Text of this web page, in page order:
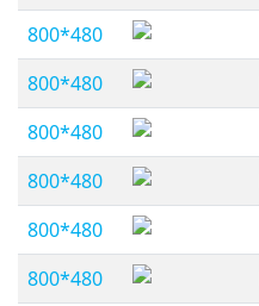
800*480
800*480
800*480
800*480
800*480
800*480